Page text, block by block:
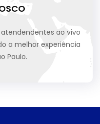
ao vivo
a melhor experiência
Paulo.